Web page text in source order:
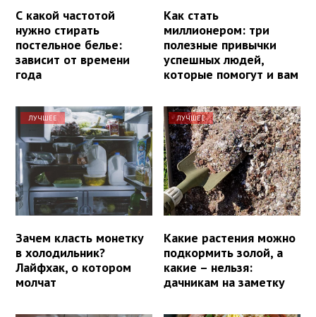
С какой частотой
нужно стирать
постельное белье:
зависит от времени
года
Как стать
миллионером: три
полезные привычки
успешных людей,
которые помогут и вам
ЛУЧШЕЕ
Зачем класть монетку
в холодильник?
Лайфхак, о котором
молчат
ЛУЧШЕЕ
Какие растения можно
подкормить золой, а
какие – нельзя:
дачникам на заметку